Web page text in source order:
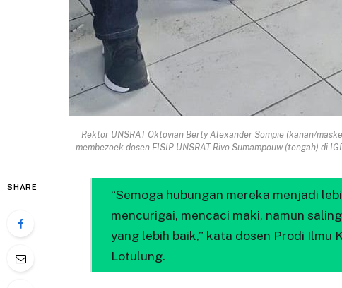
Rektor UNSRAT Oktovian Berty Alexander Sompie (kanan/
membezoek dosen FISIP UNSRAT Rivo Sumampouw (tengah) di
SHARE
“Semoga hubungan mereka menjadi
mencurigai, mencaci maki, namun
yang lebih baik,” kata dosen Prodi Ilmu
Lotulung.